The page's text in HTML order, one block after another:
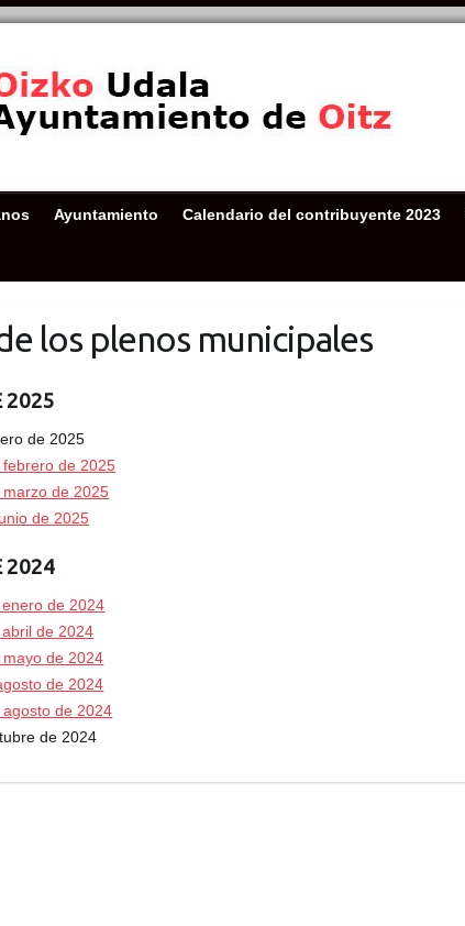
Ayuntamiento Calendario del contribuyente 2023
los plenos municipales
2025
de 2025
febrero de 2025
marzo de 2025
de 2025
2024
enero de 2024
abril de 2024
mayo de 2024
de 2024
agosto de 2024
de 2024